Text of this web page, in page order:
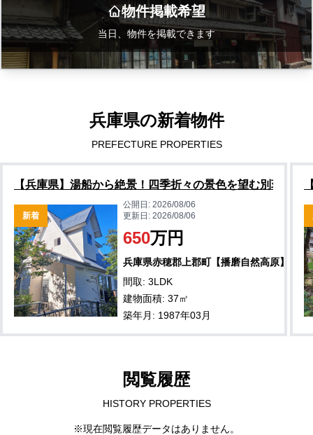
物件掲載希望
当日、物件を掲載できます
兵庫県の新着物件
PREFECTURE PROPERTIES
【兵庫県】湯船から絶景！四季折々の景色を望む別荘物件
新着
公開日:2026/08/06
更新日:2026/08/06
650万円
兵庫県赤穂郡上郡町【播磨自然高原】
間取: 3LDK
建物面積: 37㎡
築年月: 1987年03月
閲覧履歴
HISTORY PROPERTIES
※現在閲覧履歴データはありません。